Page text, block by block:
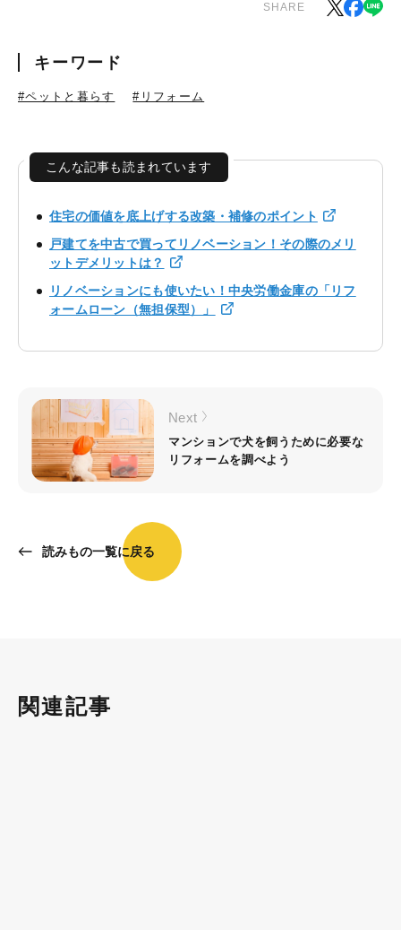
SHARE
キーワード
#ペットと暮らす #リフォーム
こんな記事も読まれています
住宅の価値を底上げする改築・補修のポイント
戸建てを中古で買ってリノベーション！その際のメリ
ットデメリットは？
リノベーションにも使いたい！中央労働金庫の「リフ
ォームローン（無担保型）」
読みもの一覧に戻る
Next
マンションで犬を飼うために必要な
リフォームを調べよう
関連記事